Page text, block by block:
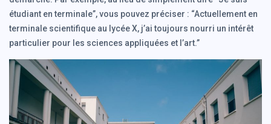
étudiant en terminale”, vous pouvez préciser : “Actuellement en
terminale scientifique au lycée X, j’ai toujours nourri un intérêt
particulier pour les sciences appliquées et l’art.”